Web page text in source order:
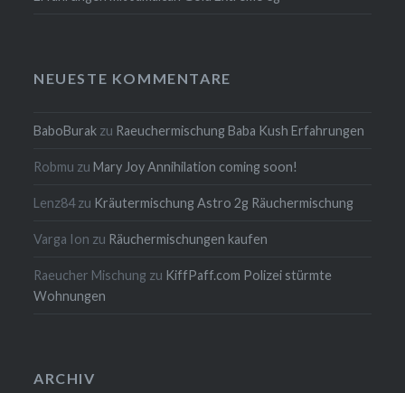
NEUESTE KOMMENTARE
BaboBurak zu Raeuchermischung Baba Kush Erfahrungen
Robmu zuMary Joy Annihilation coming soon!
Lenz84zu Kräutermischung Astro 2g Räuchermischung
Varga Ion zu Räuchermischungen kaufen
Raeucher Mischung zu KiffPaff.com Polizei stürmte
Wohnungen
ARCHIV